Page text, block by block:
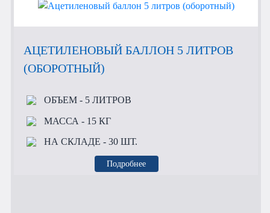
АЦЕТИЛЕНОВЫЙ БАЛЛОН 5 ЛИТРОВ
(ОБОРОТНЫЙ)
ОБЪЕМ- 5 ЛИТРОВ
МАССА - 15 КГ
НА СКЛАДЕ - 30 ШТ.
Подробнее